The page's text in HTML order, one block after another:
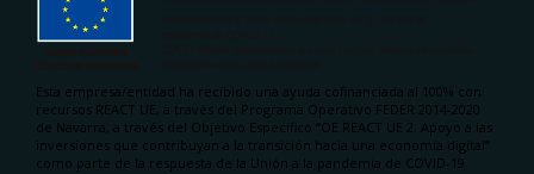
Esta empresa/entidad ha recibido una ayuda cofinanciada al 100% con
recursos REACT UE, a través del Programa Operativo FEDER 2014-2020
de Navarra, a través del Objetivo Específico “OE REACT UE 2. Apoyo a las
inversiones que contribuyan a la transición hacia una economía digital”
como parte de la respuesta de la Unión a la pandemia de COVID-19